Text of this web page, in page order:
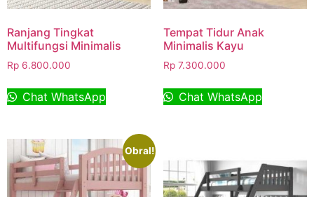
Ranjang Tingkat
Multifungsi Minimalis
Rp 6.800.000
Chat WhatsApp
Tempat Tidur Anak
Minimalis Kayu
Rp7.300.000
Chat WhatsApp
Obral!